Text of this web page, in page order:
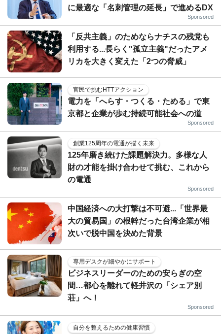
に最適な「名刺管理の延長」で進めるDX
Sponsored
「反共主義」のためならナチスの残党も
利用する...長らく"孤立主義"だったアメ
リカを大きく変えた「2つの脅威」
官民で挑むHTTアクション
電力を「へらす・つくる・ためる」で東
京都と企業が歩む持続可能社会への道
Sponsored
創業125周年の電通が描く未来
125年磨き続けた課題解決力。多様な人
財の才能を掛け合わせて挑む、これから
の電通
Sponsored
中国経済への大打撃は不可避...「世界最
大の貿易国」の根幹だった台湾企業が相
次いで脱中国を決めた背景
専用デスクが細やかにサポート
ビジネスリーダーのための安らぎの空
間…都心を離れて軽井沢の「シェア別
荘」へ！
Sponsored
自分を整えるための健康習慣